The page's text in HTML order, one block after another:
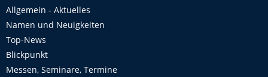
Allgemein - Aktuelles
Namen und Neuigkeiten
Top-News
Blickpunkt
Messen, Seminare, Termine